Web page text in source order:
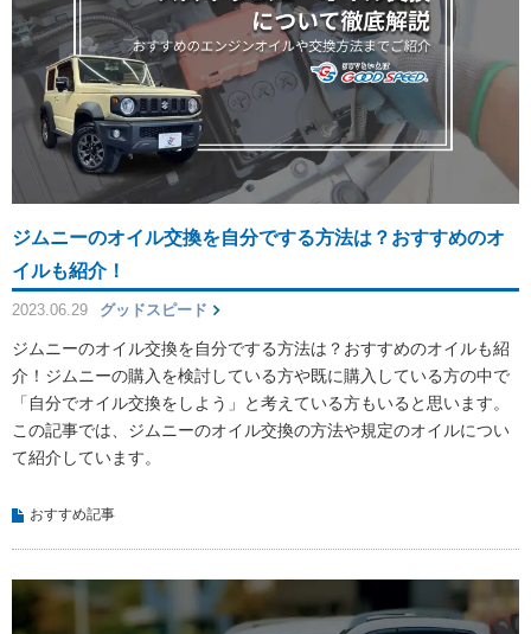
ジムニーのオイル交換を自分でする方法は？おすすめのオ
イルも紹介！
2023.06.29 グッドスピード
ジムニーのオイル交換を自分でする方法は？おすすめのオイルも紹
介！ジムニーの購入を検討している方や既に購入している方の中で
「自分でオイル交換をしよう」と考えている方もいると思います。
この記事では、ジムニーのオイル交換の方法や規定のオイルについ
て紹介しています。
おすすめ記事